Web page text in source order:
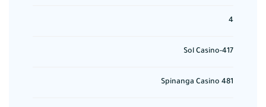
4
417-Sol Casino
481 Spinanga Casino